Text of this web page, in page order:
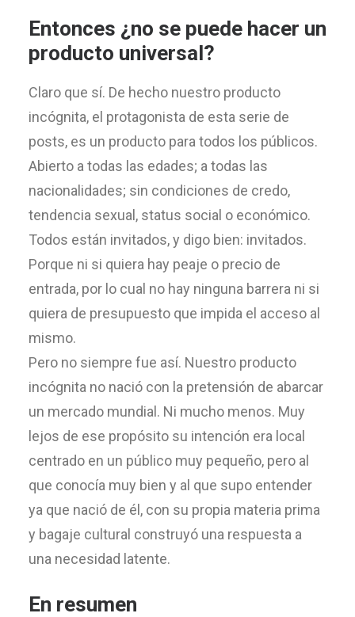
Entonces ¿no se puede hacer un
producto universal?
Claro que sí. De hecho nuestro producto
incógnita, el protagonista de esta serie de
posts, es un producto para todos los públicos.
Abierto a todas las edades; a todas las
nacionalidades; sin condiciones de credo,
tendencia sexual, status social o económico.
Todos están invitados, y digo bien: invitados.
Porque ni si quiera hay peaje o precio de
entrada, por lo cual no hay ninguna barrera ni si
quiera de presupuesto que impida el acceso al
mismo.
Pero no siempre fue así. Nuestro producto
incógnita no nació con la pretensión de abarcar
un mercado mundial. Ni mucho menos. Muy
lejos de ese propósito su intención era local
centrado en un público muy pequeño, pero al
que conocía muy bien y al que supo entender
ya que nació de él, con su propia materia prima
y bagaje cultural construyó una respuesta a
una necesidad latente.
En resumen